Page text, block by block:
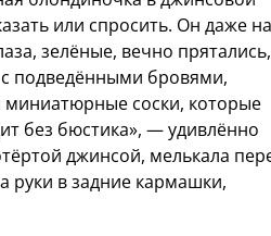
или спросить. Он даже
зелёные, вечно прятались,
подведёнными бровями,
соски, которые
без бюстика», — удивлённо
джинсой, мелькала
руки в задние кармашки,